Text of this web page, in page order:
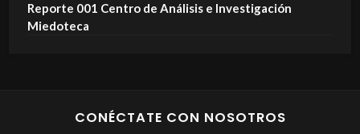
Reporte 001 Centro de Análisis e Investigación
Miedoteca
CONÉCTATE CON NOSOTROS